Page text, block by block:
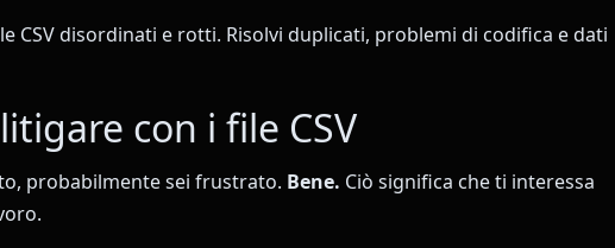
CSV disordinati e rotti. Risolvi duplicati, problemi di codifica e dati
con i file CSV
probabilmente sei frustrato. Bene. Ciò significa che ti interessa